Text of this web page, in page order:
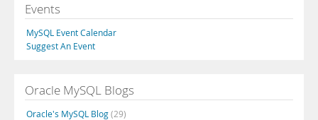
Events
MySQL Event Calendar
Suggest An Event
Oracle MySQL Blogs
Oracle's MySQL Blog(29)